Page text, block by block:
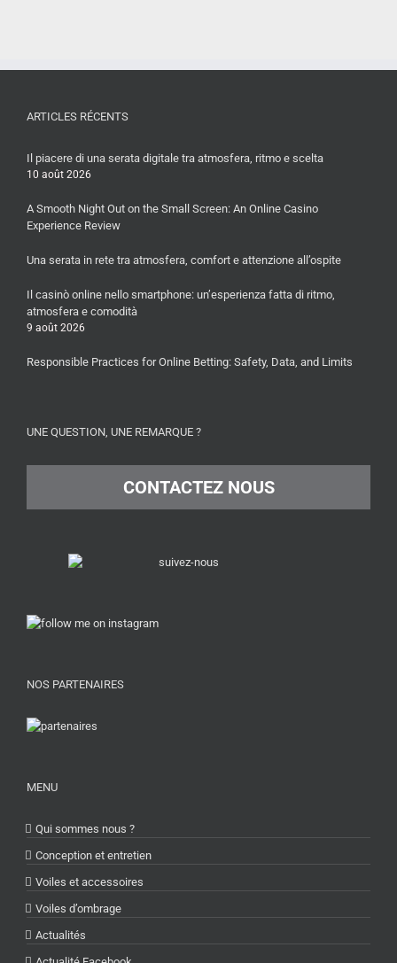
ARTICLES RÉCENTS
Il piacere di una serata digitale tra atmosfera, ritmo e scelta
10 août 2026
A Smooth Night Out on the Small Screen: An Online Casino
Experience Review
Una serata in rete tra atmosfera, comfort e attenzione all’ospite
Il casinò online nello smartphone: un’esperienza fatta di ritmo,
atmosfera e comodità
9 août 2026
Responsible Practices for Online Betting: Safety, Data, and Limits
UNE QUESTION, UNE REMARQUE ?
CONTACTEZ NOUS
NOS PARTENAIRES
MENU
Qui sommes nous ?
Conception et entretien
Voiles et accessoires
Voiles d’ombrage
Actualités